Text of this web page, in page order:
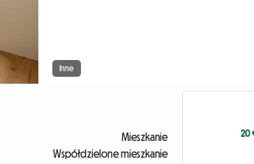
Inne
Mieszkanie
Współdzielone mieszkanie
20